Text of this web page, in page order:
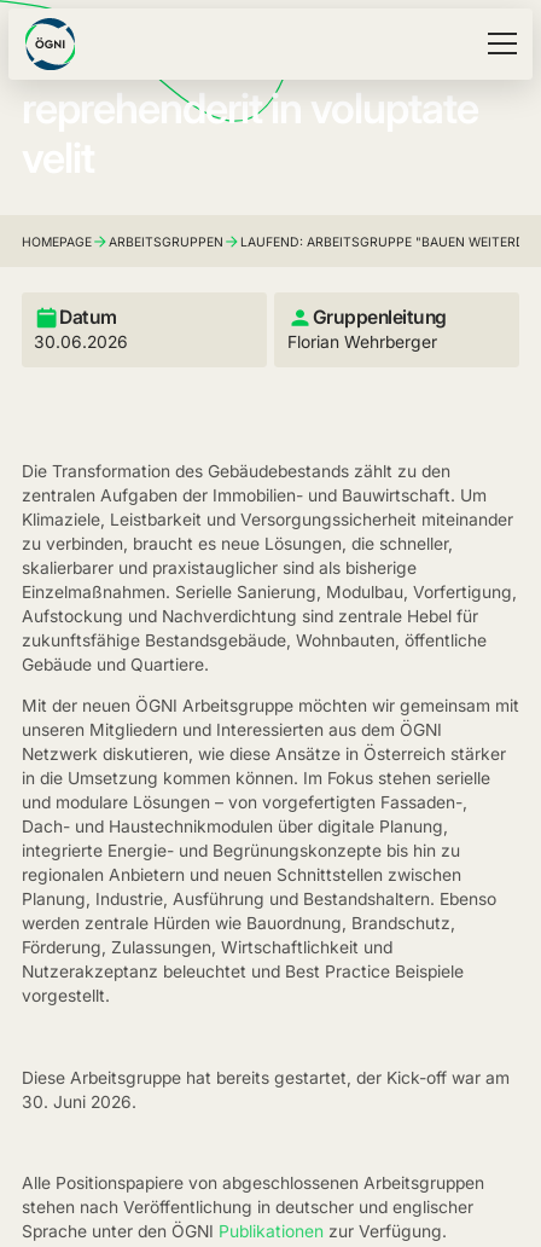
Duis aute irure dolor in
reprehenderit in voluptate
HOMEPAGE ARBEITSGRUPPEN LAUFEND: ARBEITSGRUPPE "BAUEN
Datum
30.06.2026
Gruppenleitung
Florian Wehrberger
Die Transformation des Gebäudebestands zählt zu den
zentralen Aufgaben der Immobilien- und Bauwirtschaft. Um
Klimaziele, Leistbarkeit und Versorgungssicherheit miteinander
zu verbinden, braucht es neue Lösungen, die schneller,
skalierbarer und praxistauglicher sind als bisherige
Einzelmaßnahmen. Serielle Sanierung, Modulbau, Vorfertigung,
Aufstockung und Nachverdichtung sind zentrale Hebel für
zukunftsfähige Bestandsgebäude, Wohnbauten, öffentliche
Gebäude und Quartiere.
Mit der neuen ÖGNI Arbeitsgruppe möchten wir gemeinsam mit
unseren Mitgliedern und Interessierten aus dem ÖGNI
Netzwerk diskutieren, wie diese Ansätze in Österreich stärker
in die Umsetzung kommen können. Im Fokus stehen serielle
und modulare Lösungen – von vorgefertigten Fassaden-,
Dach- und Haustechnikmodulen über digitale Planung,
integrierte Energie- und Begrünungskonzepte bis hin zu
regionalen Anbietern und neuen Schnittstellen zwischen
Planung, Industrie, Ausführung und Bestandshaltern. Ebenso
werden zentrale Hürden wie Bauordnung, Brandschutz,
Förderung, Zulassungen, Wirtschaftlichkeit und
Nutzerakzeptanz beleuchtet und Best Practice Beispiele
vorgestellt.
Diese Arbeitsgruppe hat bereits gestartet, der Kick-off war am
30. Juni 2026.
Alle Positionspapiere von abgeschlossenen Arbeitsgruppen
stehen nach Veröffentlichung in deutscher und englischer
Sprache unter den ÖGNI Publikationenzur Verfügung.